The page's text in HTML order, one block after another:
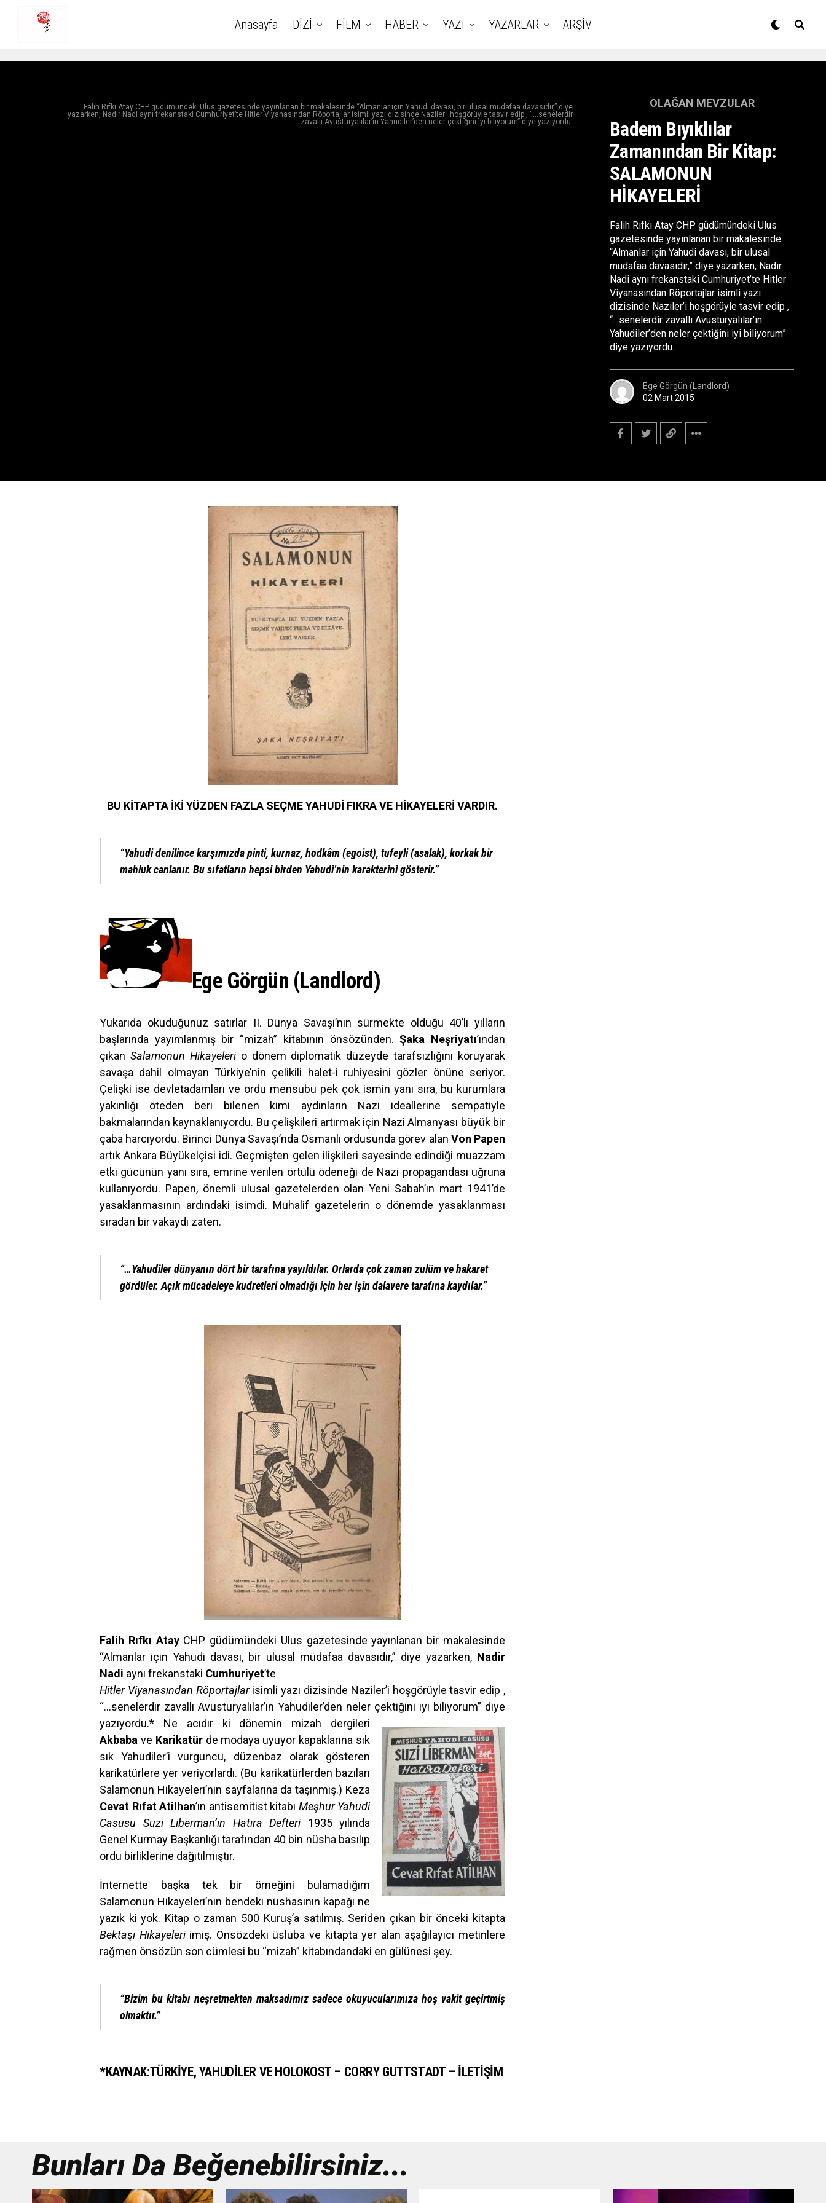
Anasayfa DİZİ FİLM HABER YAZI YAZARLAR ARŞİV
Falih Rıfkı Atay CHP güdümündeki Ulus gazetesinde yayınlanan bir makalesinde “Almanlar için Yahudi davası, bir ulusal müdafaa davasıdır,” diye
yazarken, Nadir Nadi aynı frekanstaki Cumhuriyet’te Hitler Viyanasından Röportajlar isimli yazı dizisinde Naziler’i hoşgörüyle tasvir edip , “…senelerdir
zavallı Avusturyalılar’ın Yahudiler’den neler çektiğini iyi biliyorum” diye yazıyordu.
OLAĞAN MEVZULAR
Badem Bıyıklılar
Zamanından Bir Kitap:
SALAMONUN
HİKAYELERİ
Falih Rıfkı Atay CHP güdümündeki Ulus
gazetesinde yayınlanan bir makalesinde
“Almanlar için Yahudi davası, bir ulusal
müdafaa davasıdır,” diye yazarken, Nadir
Nadi aynı frekanstaki Cumhuriyet’te Hitler
Viyanasından Röportajlar isimli yazı
dizisinde Naziler’i hoşgörüyle tasvir edip ,
“…senelerdir zavallı Avusturyalılar’ın
Yahudiler’den neler çektiğini iyi biliyorum”
diye yazıyordu.
Ege Görgün (Landlord)
02 Mart 2015
BU KİTAPTA İKİ YÜZDEN FAZLA SEÇME YAHUDİ FIKRA VE HİKAYELERİ VARDIR.
“Yahudi denilince karşımızda pinti, kurnaz, hodkâm (egoist), tufeyli (asalak), korkak bir
mahluk canlanır. Bu sıfatların hepsi birden Yahudi’nin karakterini gösterir.”
Ege Görgün (Landlord)
Yukarıda okuduğunuz satırlar II. Dünya Savaşı’nın sürmekte olduğu 40’lı yılların
başlarında yayımlanmış bir “mizah” kitabının önsözünden.Şaka Neşriyatı’ından
çıkan Salamonun Hikayelerio dönem diplomatik düzeyde tarafsızlığını koruyarak
savaşa dahil olmayan Türkiye’nin çelikili halet-i ruhiyesini gözler önüne seriyor.
Çelişki ise devletadamları ve ordu mensubu pek çok ismin yanı sıra, bu kurumlara
yakınlığı öteden beri bilenen kimi aydınların Nazi ideallerine sempatiyle
bakmalarından kaynaklanıyordu. Bu çelişkileri artırmak için Nazi Almanyası büyük bir
çaba harcıyordu. Birinci Dünya Savaşı’nda Osmanlı ordusunda görev alan Von Papen
artık Ankara Büyükelçisi idi. Geçmişten gelen ilişkileri sayesinde edindiği muazzam
etki gücünün yanı sıra, emrine verilen örtülü ödeneği de Nazi propagandası uğruna
kullanıyordu. Papen, önemli ulusal gazetelerden olan Yeni Sabah’ın mart 1941’de
yasaklanmasının ardındaki isimdi. Muhalif gazetelerin o dönemde yasaklanması
sıradan bir vakaydı zaten.
“…Yahudiler dünyanın dört bir tarafına yayıldılar. Orlarda çok zaman zulüm ve hakaret
gördüler. Açık mücadeleye kudretleri olmadığı için her işin dalavere tarafına kaydılar.”
Falih Rıfkı AtayCHP güdümündeki Ulus gazetesinde yayınlanan bir makalesinde
“Almanlar için Yahudi davası, bir ulusal müdafaa davasıdır,” diye yazarken, Nadir
Nadi aynı frekanstaki Cumhuriyet’te
Hitler Viyanasından Röportajlarisimli yazı dizisinde Naziler’i hoşgörüyle tasvir edip ,
“…senelerdir zavallı Avusturyalılar’ın Yahudiler’den neler çektiğini iyi biliyorum” diye
yazıyordu.* Ne acıdır ki dönemin mizah dergileri
Akbaba ve Karikatürde modaya uyuyor kapaklarına sık
sık Yahudiler’i vurguncu, düzenbaz olarak gösteren
karikatürlere yer veriyorlardı. (Bu karikatürlerden bazıları
Salamonun Hikayeleri’nin sayfalarına da taşınmış.) Keza
Cevat Rıfat Atilhan’ın antisemitist kitabı Meşhur Yahudi
Casusu Suzi Liberman’ın Hatıra Defteri1935 yılında
Genel Kurmay Başkanlığı tarafından 40 bin nüsha basılıp
ordu birliklerine dağıtılmıştır.
İnternette başka tek bir örneğini bulamadığım
Salamonun Hikayeleri’nin bendeki nüshasının kapağı ne
yazık ki yok. Kitap o zaman 500 Kuruş’a satılmış. Seriden çıkan bir önceki kitapta
Bektaşi Hikayeleriimiş. Önsözdeki üsluba ve kitapta yer alan aşağılayıcı metinlere
rağmen önsözün son cümlesi bu “mizah” kitabındandaki en gülünesi şey.
“Bizim bu kitabı neşretmekten maksadımız sadece okuyucularımıza hoş vakit geçirtmiş
olmaktır.”
*KAYNAK:TÜRKIYE, YAHUDILER VE HOLOKOST – CORRY GUTTSTADT – İLETIŞIM
Bunları Da Beğenebilirsiniz...